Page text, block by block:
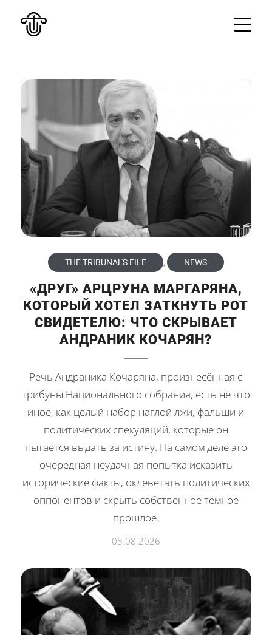
«ДРУГ» АРЦРУНА МАРГАРЯНА,
КОТОРЫЙ ХОТЕЛ ЗАТКНУТЬ РОТ
СВИДЕТЕЛЮ: ЧТО СКРЫВАЕТ
АНДРАНИК КОЧАРЯН?
THE TRIBUNAL'S FILE , NEWS
Речь Андраника Кочаряна, произнесённая с
трибуны Национального собрания, есть не что
иное, как целый набор наглой лжи, фальши и
политических спекуляций, которые он
пытается выдать за истину. На самом деле это
очередная неудачная попытка исказить
исторические факты, оклеветать политических
оппонентов и скрыть собственное тёмное
прошлое.
05.08.2026